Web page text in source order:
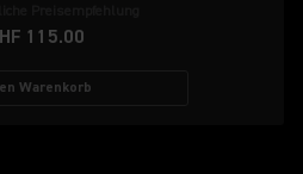
115.00
Warenkorb